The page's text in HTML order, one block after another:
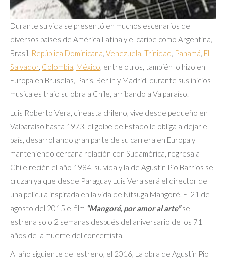
Durante su vida se presentó en muchos escenarios de
diversos países de América Latina y el caribe como Argentina,
Brasil, República Dominicana, Venezuela, Trinidad, Panamá, El
Salvador, Colombia, México, entre otros, también lo hizo en
Europa en Bruselas, París, Berlín y Madrid, durante sus inicios
musicales trajo su obra a Chile, arribando a Valparaíso.
Luis Roberto Vera, cineasta chileno, vive desde pequeño en
Valparaíso hasta 1973, el golpe de Estado le obliga a dejar el
país, desarrollando gran parte de su carrera en Europa y
manteniendo cercana relación con Sudamérica, regresa a
Chile recién el año 1984, su vida y la de Agustín Pio Barrios se
cruzan ya que desde Paraguay Luis Vera será el director de
una película inspirada en la vida de Nitsuga Mangoré. El 21 de
agosto del 2015 el film “Mangoré, por amor al arte”se
estrena solo 2 semanas después del aniversario de los 71
años de la muerte del concertista.
Al año siguiente del estreno, el 2016, La obra de Agustín Pio